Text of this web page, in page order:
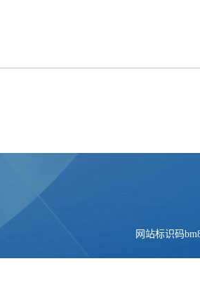
网站标识码